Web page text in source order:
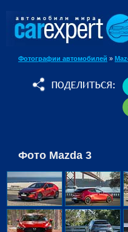
Фотографии автомобилей »
Фото Mazda 3